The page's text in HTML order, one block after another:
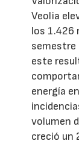
Veolia
los 1.426
semestre
este
energía
volumen
creció un